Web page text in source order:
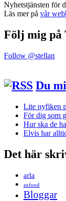
Nyhetstjänsten för
Läs mer på vår
Följ mig på
Follow @stellan
Du
Lite nyfiken
För dig som
Hur ska de
Elvis har
Det här
arla
axfood
Bloggar